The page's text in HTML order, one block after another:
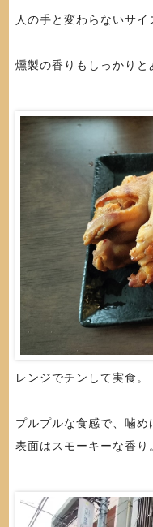
人の手と変わらないサイ
燻製の香りもしっかりと
レンジでチンして実食。
プルプルな食感で、噛め
表面はスモーキーな香り